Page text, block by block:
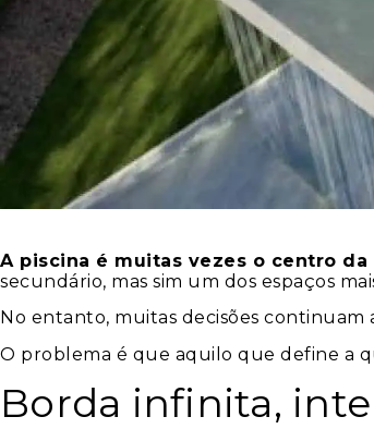
A piscina é muitas vezes o centro
secundário, mas sim um dos espaços
No entanto, muitas decisões continuam
O problema é que aquilo que define a
Borda infinita,